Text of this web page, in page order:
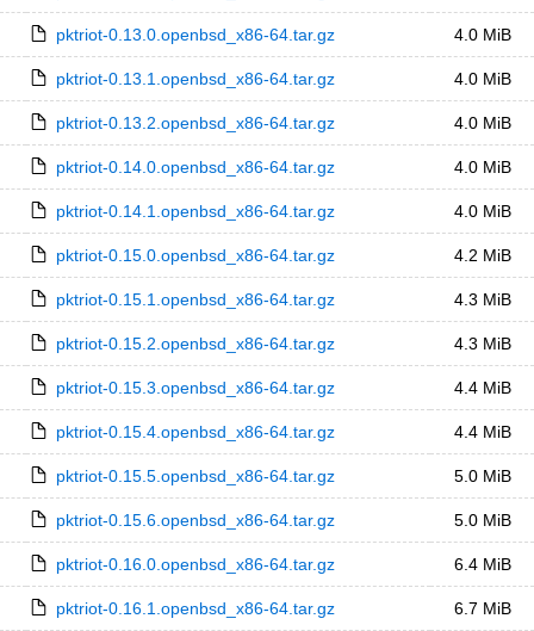
pktriot-0.13.0.openbsd_x86-64.tar.gz 4.0 MiB
pktriot-0.13.1.openbsd_x86-64.tar.gz 4.0 MiB
pktriot-0.13.2.openbsd_x86-64.tar.gz 4.0 MiB
pktriot-0.14.0.openbsd_x86-64.tar.gz 4.0 MiB
pktriot-0.14.1.openbsd_x86-64.tar.gz 4.0 MiB
pktriot-0.15.0.openbsd_x86-64.tar.gz 4.2 MiB
pktriot-0.15.1.openbsd_x86-64.tar.gz 4.3 MiB
pktriot-0.15.2.openbsd_x86-64.tar.gz 4.3 MiB
pktriot-0.15.3.openbsd_x86-64.tar.gz 4.4 MiB
pktriot-0.15.4.openbsd_x86-64.tar.gz 4.4 MiB
pktriot-0.15.5.openbsd_x86-64.tar.gz 5.0 MiB
pktriot-0.15.6.openbsd_x86-64.tar.gz 5.0 MiB
pktriot-0.16.0.openbsd_x86-64.tar.gz 6.4 MiB
pktriot-0.16.1.openbsd_x86-64.tar.gz 6.7 MiB